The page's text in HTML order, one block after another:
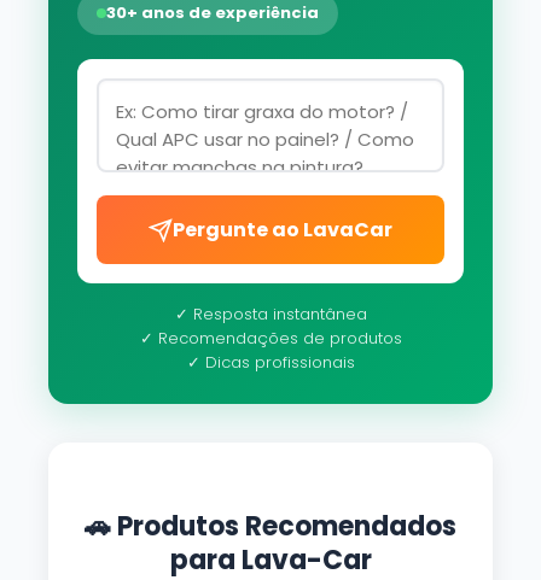
30+ anos de experiência
Pergunte ao LavaCar
✓ Resposta instantânea
✓ Recomendações de produtos
✓ Dicas profissionais
🚗 Produtos Recomendados
para Lava-Car